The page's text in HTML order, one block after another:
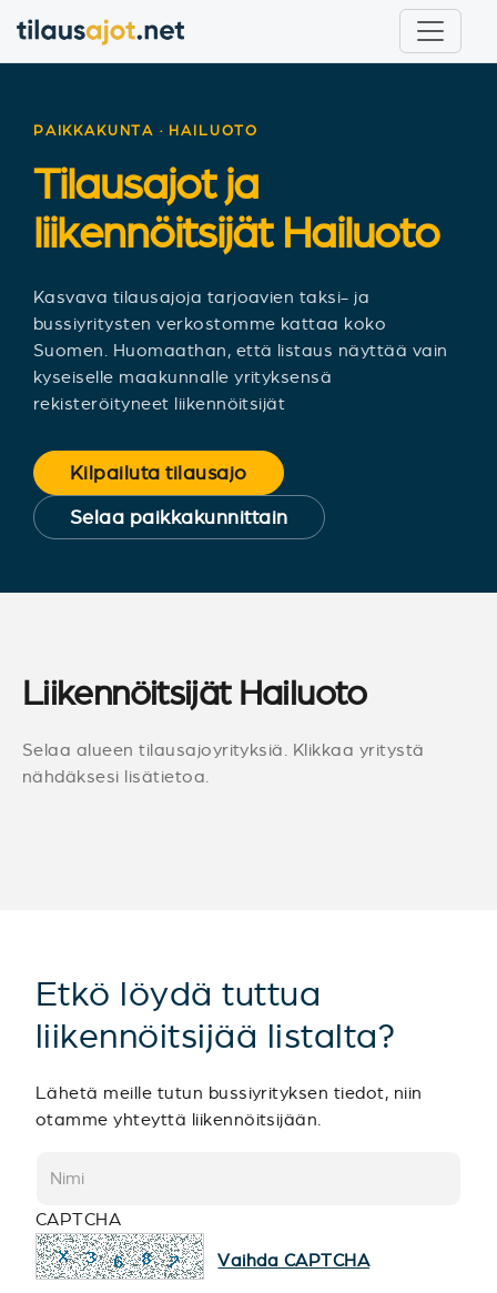
PAIKKAKUNTA · HAILUOTO
Tilausajot ja
liikennöitsijät Hailuoto
Kasvava tilausajoja tarjoavien taksi- ja
bussiyritysten verkostomme kattaa koko
Suomen. Huomaathan, että listaus näyttää vain
kyseiselle maakunnalle yrityksensä
rekisteröityneet liikennöitsijät
Kilpailuta tilausajo
Selaa paikkakunnittain
Liikennöitsijät Hailuoto
Selaa alueen tilausajoyrityksiä. Klikkaa yritystä
nähdäksesi lisätietoa.
Etkö löydä tuttua
liikennöitsijää listalta?
Lähetä meille tutun bussiyrityksen tiedot, niin
otamme yhteyttä liikennöitsijään.
CAPTCHA
Vaihda CAPTCHA